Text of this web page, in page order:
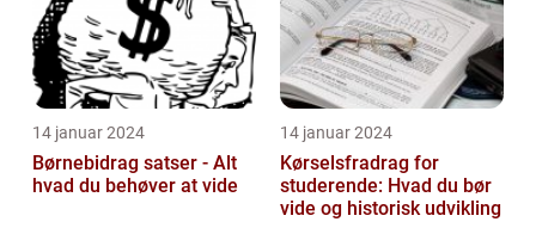
14 januar 2024
Børnebidrag satser - Alt
hvad du behøver at vide
14 januar 2024
Kørselsfradrag for
studerende: Hvad du bør
vide og historisk udvikling